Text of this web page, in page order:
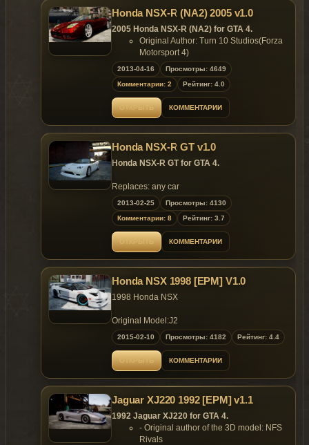
Honda NSX-R (NA2) 2005 v1.0
2005 Honda NSX-R (NA2) for GTA 4.
Original Author: Turn 10 Studios(Forza
Motorsport 4)
Converted to GTA4 by: y97y
Data Setting by: y97y
Features:
new reflection;
HQ Exterior and MQ Interior;
Support Paintjob;
template include.
Replaces: any car
2013-04-16
Просмотры: 4649
Комментарии: 2
Рейтинг: 4.0
ОТКРЫТЬ КОММЕНТАРИИ
Honda NSX-R GT v1.0
Honda NSX-R GT for GTA 4.
Replaces: any car
2013-02-25
Просмотры: 4130
Комментарии: 8
Рейтинг: 3.7
ОТКРЫТЬ КОММЕНТАРИИ
Honda NSX 1998 [EPM] V1.0
1998 Honda NSX
Original Model:J2
Model Ripped：FeiJi
Convert to GTA IV:FeiJi
Rendering：FeiJi
Screenshot：FeiJi
Test:FeiJi Liberty ALP7004 A8 koke Alax
Thank:A8 ALP7004 TG Liberty koke Alax
[Itasha] Raggazam 葡萄saite
Data:葡萄saite
2015-02-10 Просмотры: 4182 Рейтинг: 4.4
ОТКРЫТЬ КОММЕНТАРИИ
Jaguar XJ220 1992 [EPM] v1.1
1992 Jaguar XJ220 for GTA 4.
- Original author of the 3D model: NFS
Rivals